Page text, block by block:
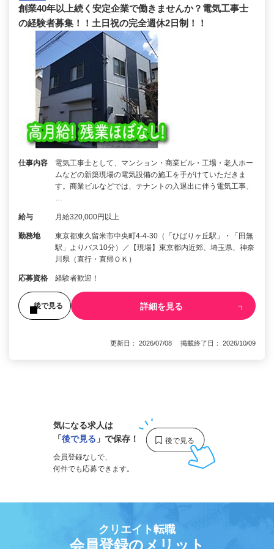
創業40年以上続く安定企業で働きませんか？電気工事士
の経験者募集！！土日祝の完全週休2日制！！
仕事内容
電気工事士として、マンション・商業ビル・工場・老人ホー
ムなどの新築現場の電気設備の施工を手がけていただきま
す。商業ビルなどでは、テナントの入退出に伴う電気工事、
…
給与 月給320,000円以上
勤務地
東京都東久留米市中央町4-4-30（「ひばりヶ丘駅」・「田無
駅」よりバス10分）／【現場】東京都内近郊、埼玉県、神奈
川県（直行・直帰ＯＫ）
応募資格 経験者歓迎！
後で見る 詳細を見る
更新日： 2026/07/08 掲載終了日： 2026/10/09
気になる求人は
「後で見る 」で保存！
会員登録なしで、
何件でも応募できます。
クリエイト転職
会員登録のメリット